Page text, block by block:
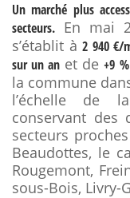
Un marché plus
secteurs. En mai
s’établit à2 940 €/
sur un an et de+9
la commune
l’échelle de
conservant des
secteurs
Beaudottes, le
Rougemont,
sous-Bois, Livry-